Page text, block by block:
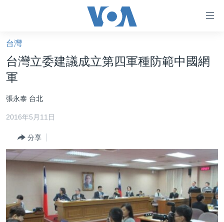
礙
鏈
接
轉
內
轉
到
跳
轉
美國大選2024
海外港人
新聞自由
美國
中國
台灣
台灣立委建議成立第四軍種防範中國網
軍
張永泰 台北
2016年5月11日
分享